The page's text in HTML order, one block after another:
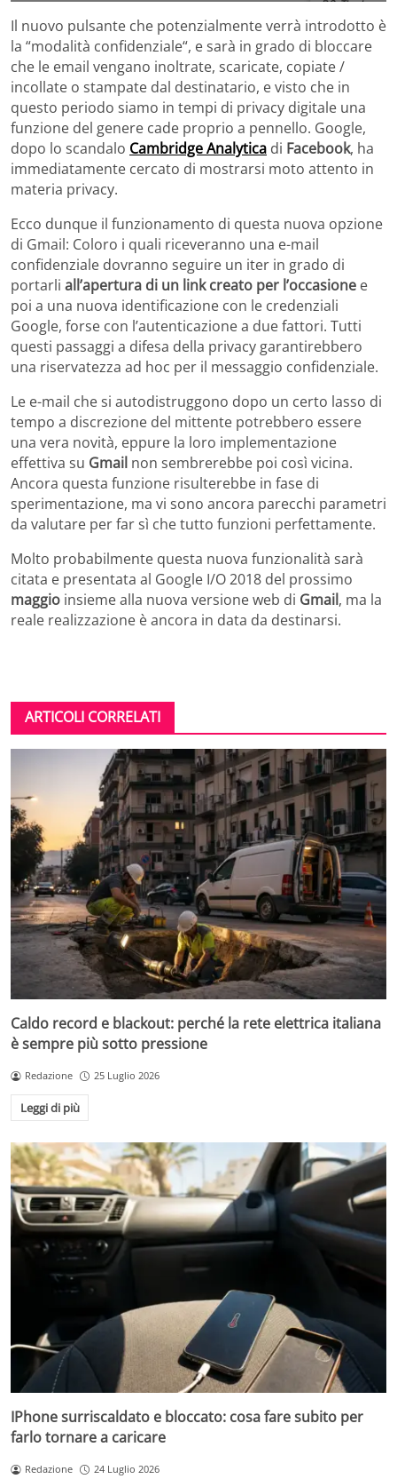
Il nuovo pulsante che potenzialmente verrà introdotto è
la “modalità confidenziale“, e sarà in grado di bloccare
che le email vengano inoltrate, scaricate, copiate /
incollate o stampate dal destinatario, e visto che in
questo periodo siamo in tempi di privacy digitale una
funzione del genere cade proprio a pennello. Google,
dopo lo scandalo Cambridge Analytica di Facebook, ha
immediatamente cercato di mostrarsi moto attento in
materia privacy.
Ecco dunque il funzionamento di questa nuova opzione
di Gmail: Coloro i quali riceveranno una e-mail
confidenziale dovranno seguire un iter in grado di
portarli all’apertura di un link creato per l’occasione e
poi a una nuova identificazione con le credenziali
Google, forse con l’autenticazione a due fattori. Tutti
questi passaggi a difesa della privacy garantirebbero
una riservatezza ad hoc per il messaggio confidenziale.
Le e-mail che si autodistruggono dopo un certo lasso di
tempo a discrezione del mittente potrebbero essere
una vera novità, eppure la loro implementazione
effettiva su Gmail non sembrerebbe poi così vicina.
Ancora questa funzione risulterebbe in fase di
sperimentazione, ma vi sono ancora parecchi parametri
da valutare per far sì che tutto funzioni perfettamente.
Molto probabilmente questa nuova funzionalità sarà
citata e presentata al Google I/O 2018 del prossimo
maggio insieme alla nuova versione web di Gmail, ma la
reale realizzazione è ancora in data da destinarsi.
ARTICOLI CORRELATI
Caldo record e blackout: perché la rete elettrica italiana
è sempre più sotto pressione
Redazione 25 Luglio 2026
Leggi di più
IPhone surriscaldato e bloccato: cosa fare subito per
farlo tornare a caricare
Redazione 24 Luglio 2026